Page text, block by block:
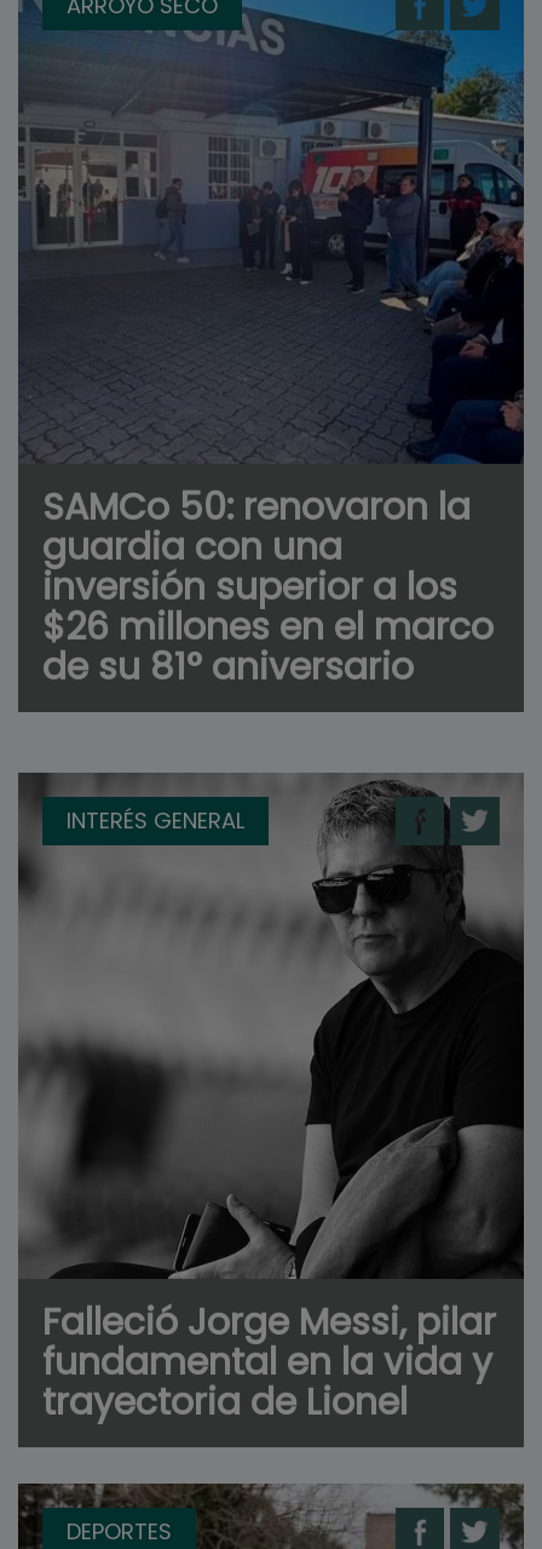
SAMCo 50: renovaron la
guardia con una
inversión superior a los
$26 millones en el marco
de su 81° aniversario
INTERÉS GENERAL
Falleció Jorge Messi, pilar
fundamental en la vida y
trayectoria de Lionel
DEPORTES